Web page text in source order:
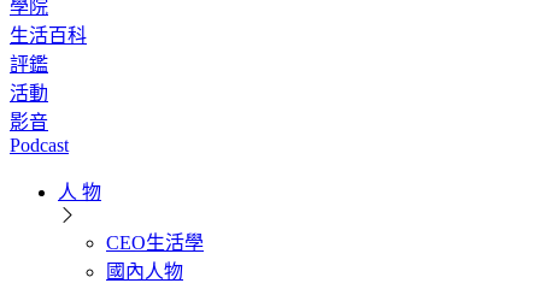
學院
生活百科
評鑑
活動
影音
Podcast
人 物
CEO生活學
國內人物